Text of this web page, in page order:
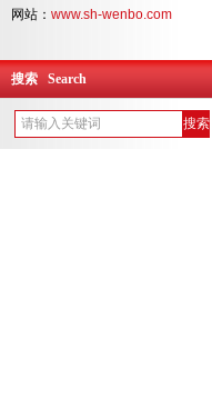
网站： www.sh-wenbo.com
搜索 Search